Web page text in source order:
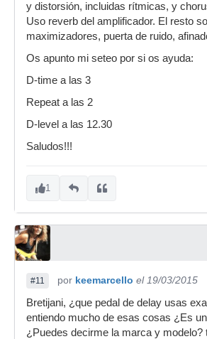
y distorsión, incluidas rítmicas, y
Uso reverb del amplificador. El resto
maximizadores, puerta de ruido,
Os apunto mi seteo por si os ayuda:
D-time a las 3
Repeat a las 2
D-level a las 12.30
Saludos!!!
1
#11 por keemarcello el 19/03/2015
Bretijani, ¿que pedal de delay usas
entiendo mucho de esas cosas ¿Es
¿Puedes decirme la marca y modelo?